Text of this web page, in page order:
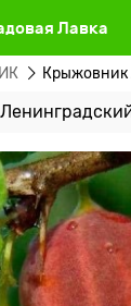
Лавка
Крыжовник